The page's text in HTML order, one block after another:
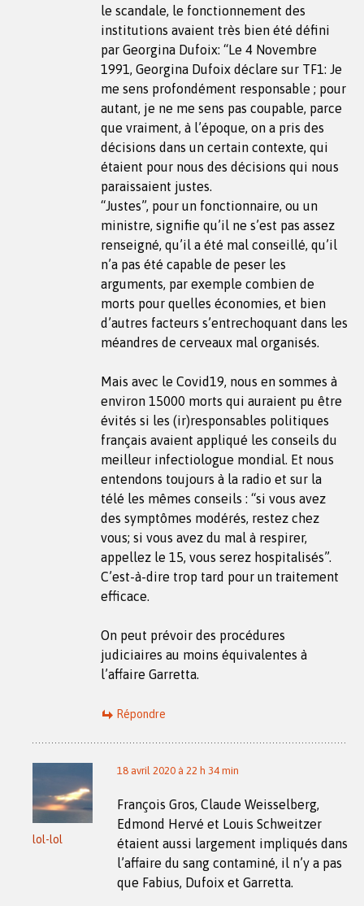
le scandale, le fonctionnement des
institutions avaient très bien été défini
par Georgina Dufoix: “Le 4 Novembre
1991, Georgina Dufoix déclare sur TF1: Je
me sens profondément responsable ; pour
autant, je ne me sens pas coupable, parce
que vraiment, à l’époque, on a pris des
décisions dans un certain contexte, qui
étaient pour nous des décisions qui nous
paraissaient justes.
“Justes”, pour un fonctionnaire, ou un
ministre, signifie qu’il ne s’est pas assez
renseigné, qu’il a été mal conseillé, qu’il
n’a pas été capable de peser les
arguments, par exemple combien de
morts pour quelles économies, et bien
d’autres facteurs s’entrechoquant dans les
méandres de cerveaux mal organisés.
Mais avec le Covid19, nous en sommes à
environ 15000 morts qui auraient pu être
évités si les (ir)responsables politiques
français avaient appliqué les conseils du
meilleur infectiologue mondial. Et nous
entendons toujours à la radio et sur la
télé les mêmes conseils : “si vous avez
des symptômes modérés, restez chez
vous; si vous avez du mal à respirer,
appellez le 15, vous serez hospitalisés”.
C’est-à-dire trop tard pour un traitement
efficace.
On peut prévoir des procédures
judiciaires au moins équivalentes à
l’affaire Garretta.
Répondre
lol-lol
18 avril 2020 à 22 h 34 min
François Gros, Claude Weisselberg,
Edmond Hervé et Louis Schweitzer
étaient aussi largement impliqués dans
l’affaire du sang contaminé, il n’y a pas
que Fabius, Dufoix et Garretta.